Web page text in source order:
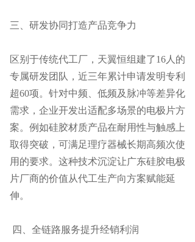
三、 研发协同打造产品竞争力
区别于传统代工厂，天翼恒组建了16人的
专属研发团队，近三年累计申请发明专利
超60项。针对中频、低频及脉冲等差异化
需求，企业开发出适配多场景的电极片方
案。例如硅胶材质产品在耐用性与触感上
取得突破，可满足理疗器械长期高频次使
用的要求。这种技术沉淀让广东硅胶电极
片厂商的价值从代工生产向方案赋能延
伸。
四、 全链路服务提升经销利润